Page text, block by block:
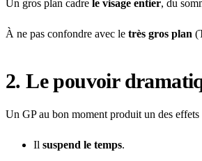
Un gros plan cadre le visage entier, du
À ne pas confondre avec le très gros plan
2. Le pouvoir
Un GP au bon moment produit un des effets
Il suspend le temps.